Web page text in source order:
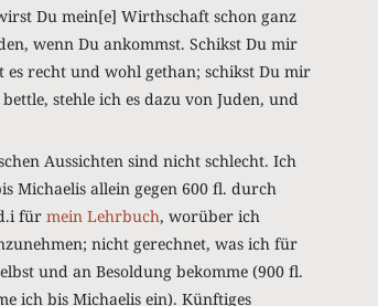
Du mein[e] Wirthschaft schon ganz
wenn Du ankommst. Schikst Du mir
es recht und wohl gethan; schikst Du mir
stehle ich es dazu von Juden, und
Aussichten sind nicht schlecht. Ich
Michaelis allein gegen 600 fl. durch
für mein Lehrbuch, worüber ich
nicht gerechnet, was ich für
und an Besoldung bekomme (900 fl.
ich bis Michaelis ein). Künftiges